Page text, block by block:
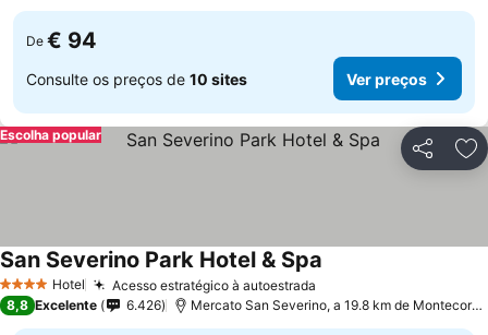
De € 94
Consulte os preços de 10 sites Ver preços
Partilhar
Escolha popular
4 EstrelasHotel Acesso estratégico à autoestrada
San Severino Park Hotel & Spa
8,8 Excelente 6.426 Mercato San Severino, a 19.8 km de